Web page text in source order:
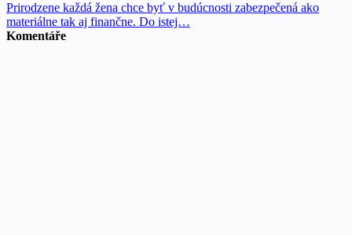
Prirodzene každá žena chce byť v budúcnosti zabezpečená ako
materiálne tak aj finančne. Do istej…
Komentáře